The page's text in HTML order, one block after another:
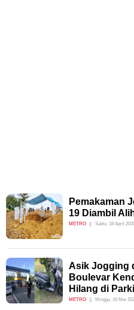
Pemakaman
19 Diambil
METRO Sabtu, 18 April
Asik Jogging
Boulevar
Hilang di
METRO Minggu, 18 Mei